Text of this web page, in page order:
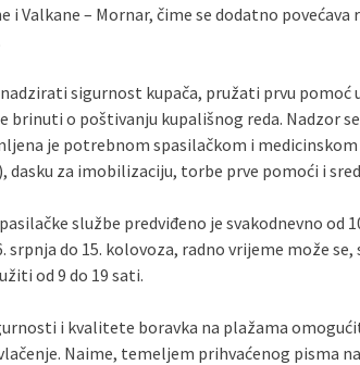
i Valkane – Mornar, čime se dodatno
nadzirati sigurnost kupača, pružati prvu
o poštivanju kupališnog reda. Nadzor
je potrebnom spasilačkom i
za imobilizaciju, torbe prve pomoći i
službe predviđeno je svakodnevno od
srpnja do 15. kolovoza, radno vrijeme može
od 9 do 19 sati.
i kvalitete boravka na plažama
Naime, temeljem prihvaćenog pisma